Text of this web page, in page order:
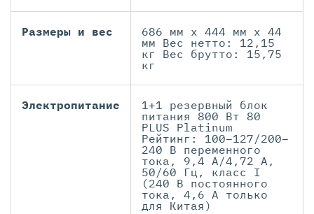
Размеры и вес
686 мм х 444 мм х 44
мм Вес нетто: 12,15
кг Вес брутто: 15,75
кг
Электропитание
1+1 резервный блок
питания 800 Вт 80
PLUS Platinum
Рейтинг: 100–127/200–
240 В переменного
тока, 9,4 А/4,72 А,
50/60 Гц, класс I
(240 В постоянного
тока, 4,6 А только
для Китая)